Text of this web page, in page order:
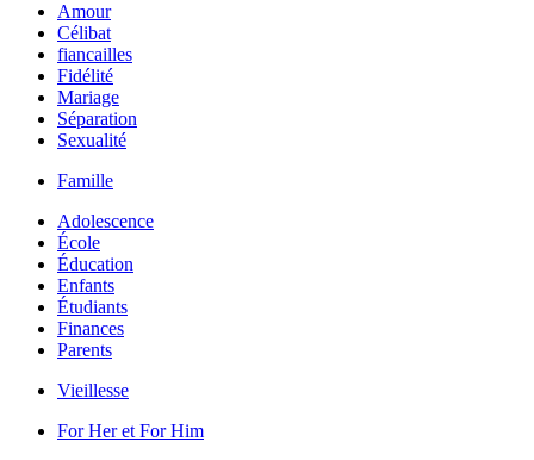
Amour
Célibat
fiancailles
Fidélité
Mariage
Séparation
Sexualité
Famille
Adolescence
École
Éducation
Enfants
Étudiants
Finances
Parents
Vieillesse
For Her et For Him